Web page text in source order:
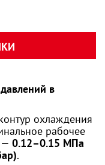
в
охлаждения
рабочее
— 0.12–0.15 МПа
.